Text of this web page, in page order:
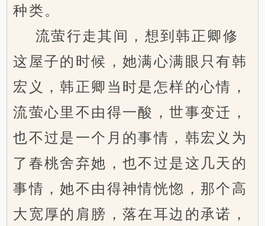
种类。
流萤行走其间，想到韩正卿修
这屋子的时候，她满心满眼只有韩
宏义，韩正卿当时是怎样的心情，
流萤心里不由得一酸，世事变迁，
也不过是一个月的事情，韩宏义为
了春桃舍弃她，也不过是这几天的
事情，她不由得神情恍惚，那个高
大宽厚的肩膀，落在耳边的承诺，